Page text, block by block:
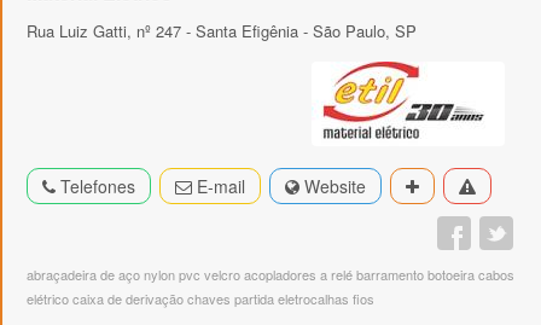
Rua Luiz Gatti, nº 247 - Santa Efigênia - São Paulo, SP
Telefones E-mail Website
abraçadeira de aço nylon pvc velcro acopladores a relé barramento botoeira cabos
elétrico caixa de derivação chaves partida eletrocalhas fios